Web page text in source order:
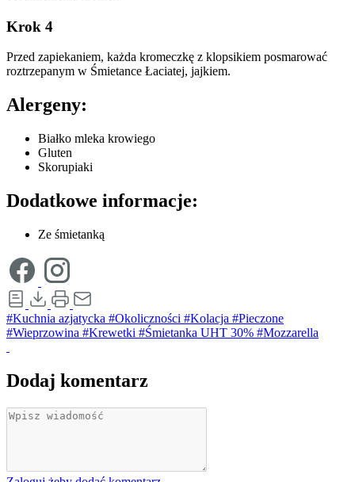
Krok 4
Przed zapiekaniem, każda kromeczkę z klopsikiem posmarować
roztrzepanym w Śmietance Łaciatej, jajkiem.
Alergeny:
Białko mleka krowiego
Gluten
Skorupiaki
Dodatkowe informacje:
Ze śmietanką
#Kuchnia azjatycka #Okoliczności #Kolacja #Pieczone
#Wieprzowina #Krewetki #Śmietanka UHT 30% #Mozzarella
Dodaj komentarz